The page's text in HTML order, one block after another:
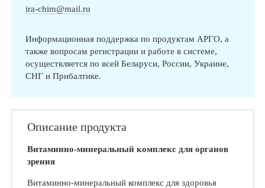
ira-chim@mail.ru
Информационная поддержка по продуктам АРГО, а
также вопросам регистрации и работе в системе,
осуществляется по всей Беларуси, России, Украине,
СНГ и Прибалтике.
Описание продукта
Витаминно-минеральный комплекс для органов
зрения
Витаминно-минеральный комплекс для здоровья